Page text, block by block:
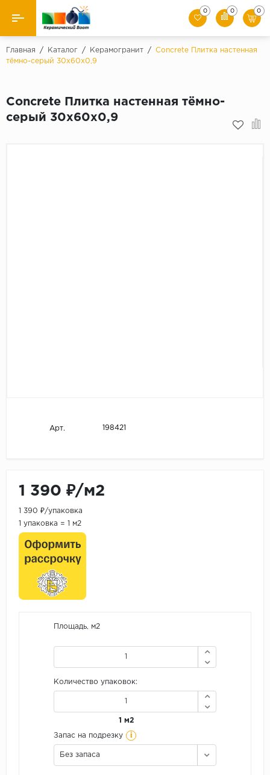
Назад
Керамическая плитка
0 0 0
Главная / Каталог / Керамогранит /
Concrete Плитка настенная
тёмно-серый 30х60x0,9
Concrete Плитка настенная тёмно-
серый 30х60x0,9
Арт. 198421
1 390 ₽/м2
1 390 ₽/упаковка
1 упаковка = 1 м2
Площадь, м2
Количество упаковок:
1 м2
Запас на подрезку i
Без запаса